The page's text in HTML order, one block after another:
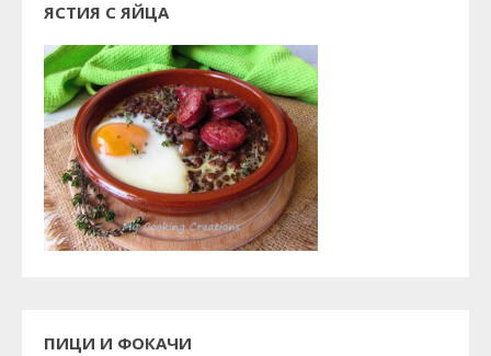
ЯСТИЯ С ЯЙЦА
ПИЦИ И ФОКАЧИ